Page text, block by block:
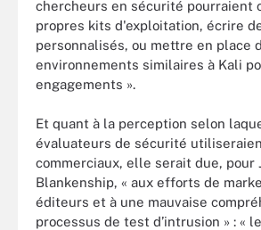
chercheurs en sécurité pourraient
propres kits d'exploitation, écrire
personnalisés, ou mettre en place
environnements similaires à Kali
engagements ».
Et quant à la perception selon
évaluateurs de sécurité
commerciaux, elle serait due, pour
Blankenship, « aux efforts de
éditeurs et à une mauvaise
processus de test d’intrusion » : «